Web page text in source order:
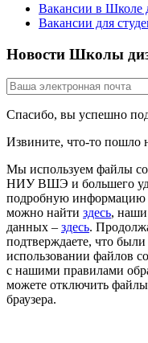
Вакансии в Школе
Вакансии для
Новости Школы
Спасибо, вы успешно
Извините, что-то пошло
Мы используем файлы
НИУ ВШЭ и большего
подробную информацию
можно найти здесь, наши
данных – здесь.
подтверждаете, что
использовании файлов
с нашими правилами
можете отключить
браузера.